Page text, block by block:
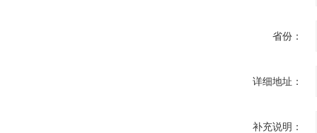
省份：
详细地址：
补充说明：